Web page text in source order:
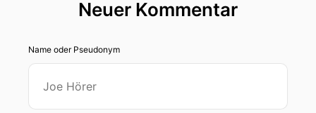
Neuer Kommentar
Name oder Pseudonym